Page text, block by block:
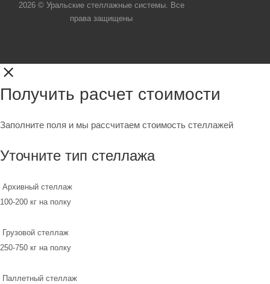
2026 © Уральские стеллажные системы. Все
права защищены
Получить расчет стоимости
Заполните поля и мы рассчитаем стоимость стеллажей
Уточните тип стеллажа
Архивный стеллаж
100-200 кг на полку
Грузовой стеллаж
250-750 кг на полку
Паллетный стеллаж